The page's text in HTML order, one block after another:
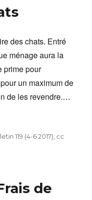
des chats. Entré
ménage aura la
prime pour
un maximum de
de les revendre.…
119 (4-6 2017) cc
de